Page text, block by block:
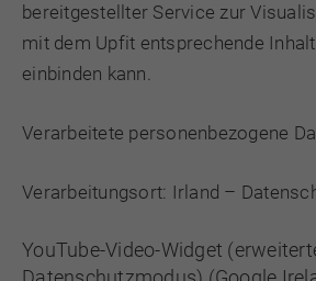
bereitgestellter Service zur
mit dem Upfit entsprechende
einbinden kann.
Verarbeitete personenbezogene
Verarbeitungsort: Irland –
YouTube-Video-Widget